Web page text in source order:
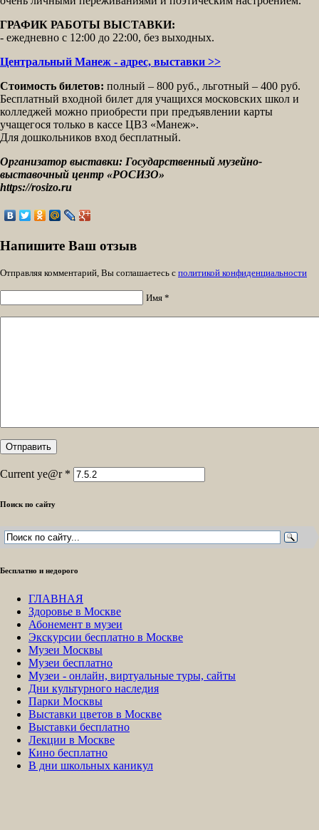
ГРАФИК РАБОТЫ ВЫСТАВКИ:
- ежедневно с 12:00 до 22:00, без выходных.
Центральный Манеж - адрес, выставки >>
Стоимость билетов: полный – 800 руб., льготный – 400 руб.
Бесплатный входной билет для учащихся московских школ и
колледжей можно приобрести при предъявлении карты
учащегося только в кассе ЦВЗ «Манеж».
Для дошкольников вход бесплатный.
Организатор выставки: Государственный музейно-
выставочный центр «РОСИЗО»
https://rosizo.ru
Напишите Ваш отзыв
Отправляя комментарий, Вы соглашаетесь с политикой конфиденциальности
Имя *
Current ye@r *
Поиск по сайту
Бесплатно и недорого
ГЛАВНАЯ
Здоровье в Москве
Абонемент в музеи
Экскурсии бесплатно в Москве
Музеи Москвы
Музеи бесплатно
Музеи - онлайн, виртуальные туры, сайты
Дни культурного наследия
Парки Москвы
Выставки цветов в Москве
Выставки бесплатно
Лекции в Москве
Кино бесплатно
В дни школьных каникул